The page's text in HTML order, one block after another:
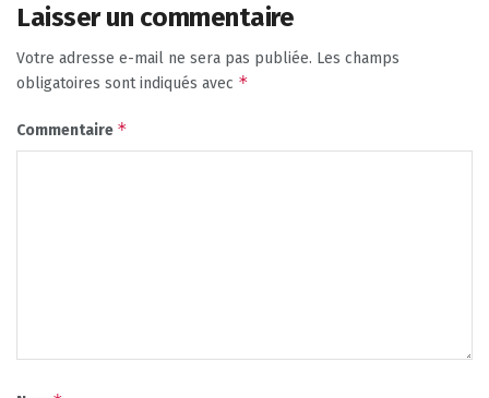
Laisser un commentaire
Votre adresse e-mail ne sera pas publiée. Les champs
obligatoires sont indiqués avec *
Commentaire *